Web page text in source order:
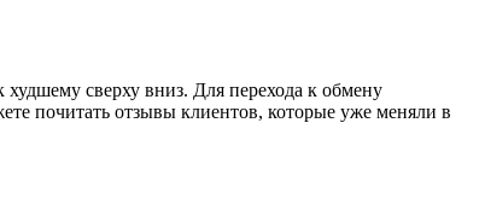
сверху вниз. Для перехода к обмену
почитать отзывы клиентов, которые уже меняли в